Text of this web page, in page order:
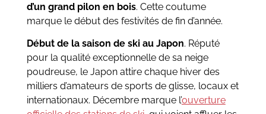
d’un grand pilon en bois. Cette coutume
marque le début des festivités de fin d’année.
Début de la saison de ski au Japon. Réputé
pour la qualité exceptionnelle de sa neige
poudreuse, le Japon attire chaque hiver des
milliers d’amateurs de sports de glisse, locaux et
internationaux. Décembre marque l’ouverture